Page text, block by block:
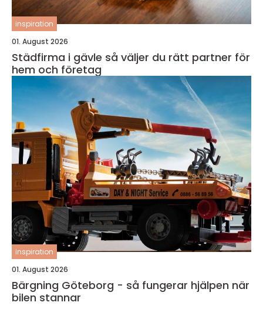
inspiration
01. August 2026
Städfirma i gävle så väljer du rätt partner för
hem och företag
inspiration
01. August 2026
Bärgning Göteborg - så fungerar hjälpen när
bilen stannar